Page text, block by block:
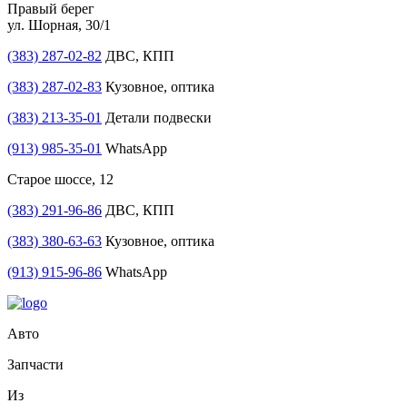
Правый берег
ул. Шорная, 30/1
(383) 287-02-82 ДВС, КПП
(383) 287-02-83 Кузовное, оптика
(383) 213-35-01 Детали подвески
(913) 985-35-01 WhatsApp
Старое шоссе, 12
(383) 291-96-86 ДВС, КПП
(383) 380-63-63 Кузовное, оптика
(913) 915-96-86 WhatsApp
Авто
Запчасти
Из